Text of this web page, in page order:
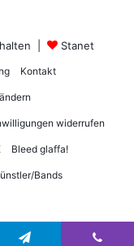
| Stanet
Kontakt
widerrufen
Bleed glaffa!
Bands